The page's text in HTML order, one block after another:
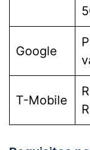
Google
T-Mobile